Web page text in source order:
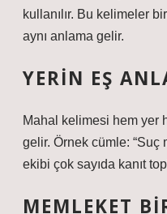
kullanılır. Bu kelimeler
aynı anlama gelir.
YERIN EŞ
Mahal kelimesi hem yer
gelir. Örnek cümle: “Suç
ekibi çok sayıda kanıt
MEMLEKET